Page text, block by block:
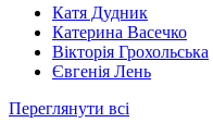
Катя Дудник
Катерина Васечко
Вікторія Грохольська
Євгенія Лень
Переглянути всі